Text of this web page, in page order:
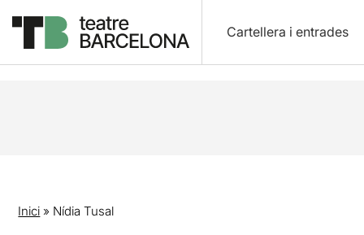
Cartellera i entrades
Inici » Nídia Tusal